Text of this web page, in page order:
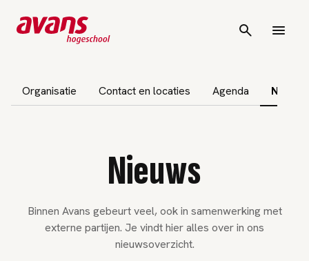
Organisatie
Contact en locaties Agenda Nieuws
Nieuws
Binnen Avans gebeurt veel, ook in samenwerking met
externe partijen. Je vindt hier alles over in ons
nieuwsoverzicht.